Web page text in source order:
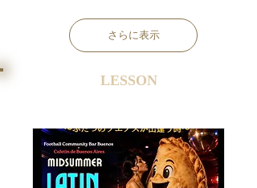
さらに表示
LESSON